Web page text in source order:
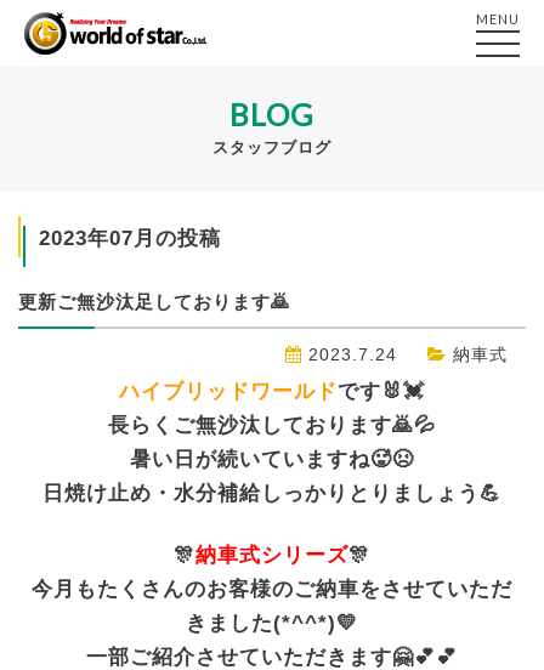
MENU
BLOG
スタッフブログ
2023年07月の投稿
更新ご無沙汰足しております🙇
2023.7.24 納車式
ハイブリッドワールドです🐰💓
長らくご無沙汰しております🙇💦
暑い日が続いていますね🥵😣
日焼け止め・水分補給しっかりとりましょう💪
🎊納車式シリーズ🎊
今月もたくさんのお客様のご納車をさせていただ
きました(*^^*)💛
一部ご紹介させていただきます🤗💕💕